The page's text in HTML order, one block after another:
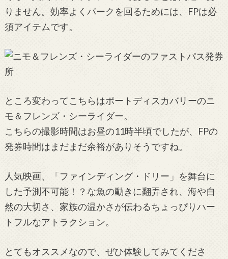
りません。効率よくパークを回るためには、FPは必
須アイテムです。
ところ変わってこちらはポートディスカバリーのニ
モ＆フレンズ・シーライダー。
こちらの撮影時間はお昼の11時半頃でしたが、FPの
発券時間はまだまだ余裕がありそうですね。
人気映画、「ファインディング・ドリー」を舞台に
した予測不可能！？な魚の動きに翻弄され、海や自
然の大切さ、家族の温かさが伝わるちょっぴりハー
トフルなアトラクション。
とてもオススメなので、ぜひ体験してみてくださ